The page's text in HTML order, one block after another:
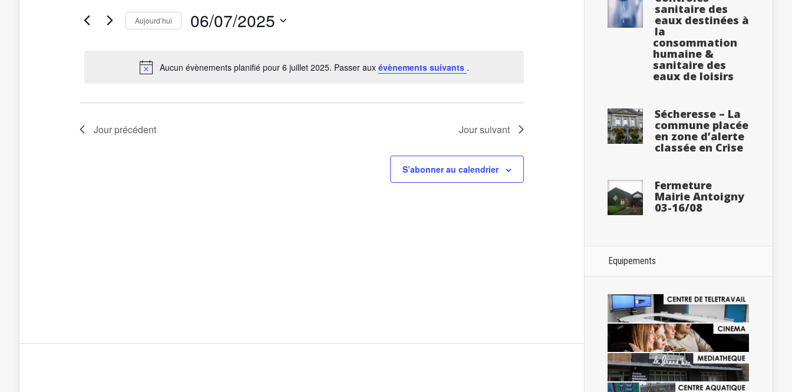
juillet
Notice
Aucun évènements planifié pour 6 juillet 2025. Passer aux évènements suivants .
vues
Évènements
mot- Aujourd’hui 06/07/2025
Jour précédent Jour suivant
S’abonner au calendrier
sanitaire des
eaux destinées à
la
consommation
humaine &
sanitaire des
eaux de loisirs
Sécheresse – La
commune placée
en zone d’alerte
classée en Crise
Fermeture
Mairie Antoigny
03-16/08
Equipements